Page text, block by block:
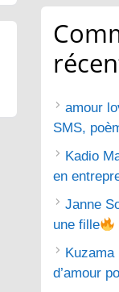
amour
SMS,
Kadio
en
Janne
une fille
Kuzama
d’amour